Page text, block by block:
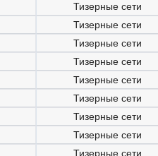
Тизерные сети
Тизерные сети
Тизерные сети
Тизерные сети
Тизерные сети
Тизерные сети
Тизерные сети
Тизерные сети
Тизерные сети